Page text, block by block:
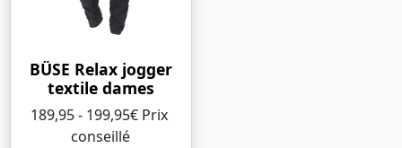
BÜSE Relax jogger
textile dames
189,95 - 199,95€ Prix ​​
conseillé